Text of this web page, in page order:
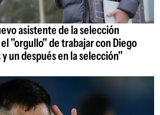
asistente de la selección
"orgullo" de trabajar con Diego
un después en la selección"